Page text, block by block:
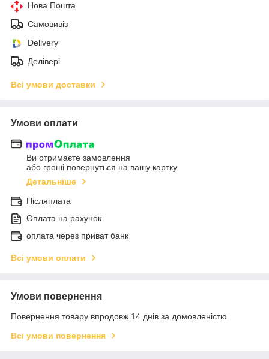
Нова Пошта
Самовивіз
Delivery
Делівері
Всі умови доставки
Умови оплати
Ви отримаєте замовлення
або гроші повернуться на вашу картку
Детальніше
Післяплата
Оплата на рахунок
оплата через приват банк
Всі умови оплати
Умови повернення
Повернення товару впродовж 14 днів за домовленістю
Всі умови повернення